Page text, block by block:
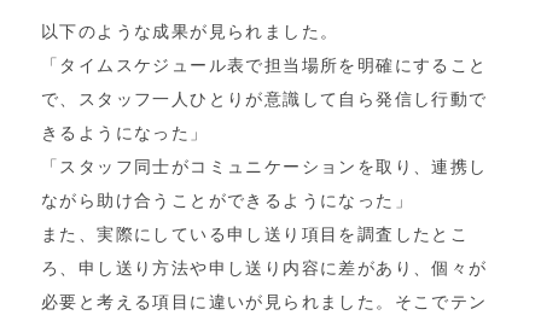
以下のような成果が見られました。
「タイムスケジュール表で担当場所を明確にすること
で、スタッフ一人ひとりが意識して自ら発信し行動で
きるようになった」
「スタッフ同士がコミュニケーションを取り、連携し
ながら助け合うことができるようになった」
また、実際にしている申し送り項目を調査したとこ
ろ、申し送り方法や申し送り内容に差があり、個々が
必要と考える項目に違いが見られました。そこでテン